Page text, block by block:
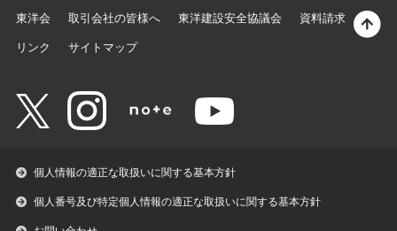
東洋会 取引会社の皆様へ 東洋建設安全協議会 資料請求
リンク サイトマップ
個人情報の適正な取扱いに関する基本方針
個人番号及び特定個人情報の適正な取扱いに関する基本方針